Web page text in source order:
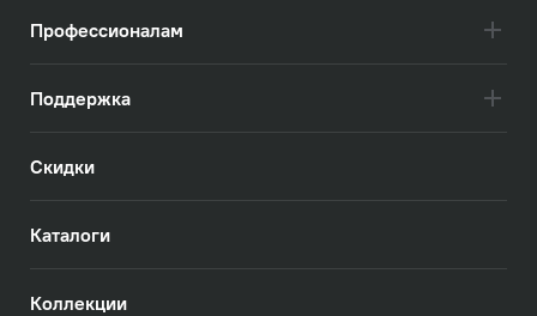
Профессионалам
Поддержка
Скидки
Каталоги
Коллекции